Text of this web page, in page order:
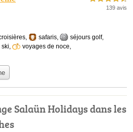
139 avis
safaris séjours golf,
ski voyages de noce
Salaün Holidays dans les